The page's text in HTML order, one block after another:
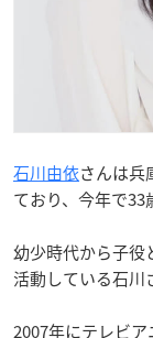
石川由依さんは
ており、今年で33
幼少時代から子役
活動している石川
2007年にテレビ